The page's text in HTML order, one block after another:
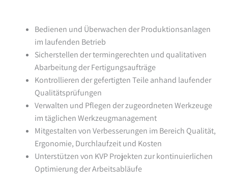
Bedienen und Überwachen der Produktionsanlagen
im laufenden Betrieb
Sicherstellen der termingerechten und qualitativen
Abarbeitung der Fertigungsaufträge
Kontrollieren der gefertigten Teile anhand laufender
Qualitätsprüfungen
Verwalten und Pflegen der zugeordneten Werkzeuge
im täglichen Werkzeugmanagement
Mitgestalten von Verbesserungen im Bereich Qualität,
Ergonomie, Durchlaufzeit und Kosten
Unterstützen von KVP Projekten zur kontinuierlichen
Optimierung der Arbeitsabläufe